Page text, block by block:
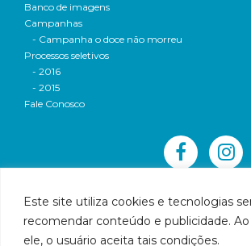
Este site utiliza cookies e tecnologias
recomendar conteúdo e publicidade.
ele, o usuário aceita tais condições.
Banco de imagens
Campanhas
- Campanha o doce não morreu
Processos seletivos
- 2016
- 2015
Fale Conosco
© 2016 CBH-Doce - Todos os